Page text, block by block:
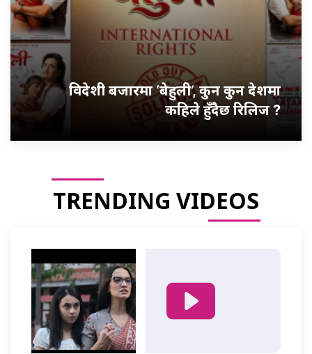
विदेशी बजारमा ‘बेहुली’, कुन कुन देशमा
कहिले हुँदैछ रिलिज ?
TRENDING VIDEOS